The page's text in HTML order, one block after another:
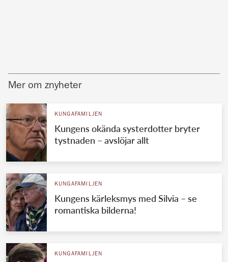
Mer om znyheter
KUNGAFAMILJEN
Kungens okända systerdotter bryter
tystnaden – avslöjar allt
KUNGAFAMILJEN
Kungens kärleksmys med Silvia – se
romantiska bilderna!
KUNGAFAMILJEN